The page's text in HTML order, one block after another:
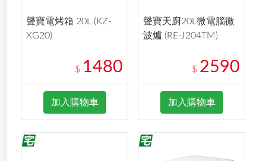
聲寶電烤箱 20L (KZ-
XG20)
$ 1480
加入購物車
聲寶天廚20L微電腦微
波爐 (RE-J204TM)
$ 2590
加入購物車